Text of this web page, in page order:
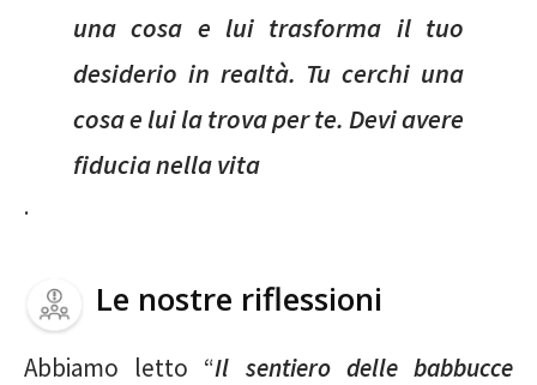
una cosa e lui trasforma il tuo
desiderio in realtà. Tu cerchi una
cosa e lui la trova per te. Devi avere
fiducia nella vita
.
Le nostre riflessioni
Abbiamo letto “Il sentiero delle babbucce